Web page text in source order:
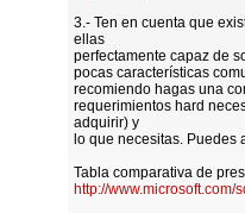
3.- Ten en cuenta que
ellas
perfectamente capaz de
pocas características
recomiendo hagas una
requerimientos hard
adquirir) y
lo que necesitas. Puedes
Tabla comparativa de
http://www.microsoft.com/